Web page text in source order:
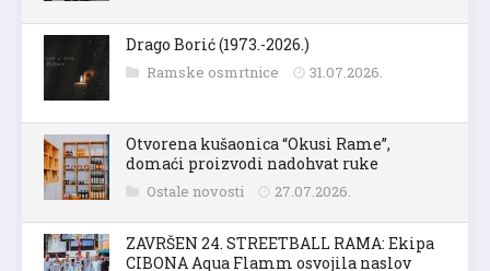
Drago Borić (1973.-2026.)
Ramske osmrtnice 31.07.2026.
Otvorena kušaonica “Okusi Rame”,
domaći proizvodi nadohvat ruke
Ostale novosti 27.07.2026.
ZAVRŠEN 24. STREETBALL RAMA: Ekipa
CIBONA Aqua Flamm osvojila naslov